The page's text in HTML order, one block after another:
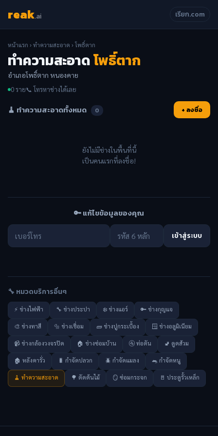
reak.ai เรียก.com
หน้าแรก ›ทำความสะอาด › โพธิ์ตาก
ทำความสะอาดโพธิ์ตาก
อำเภอโพธิ์ตาก หนองคาย
0 ราย📞 โทรหาช่างได้เลย
🧹 ทำความสะอาดทั้งหมด 0 + ลงชื่อ
ยังไม่มีช่างในพื้นที่นี้
เป็นคนแรกที่ลงชื่อ!
🔑 แก้ไขข้อมูลของคุณ
เข้าสู่ระบบ
🔧 หมวดบริการอื่นๆ
⚡ ช่างไฟฟ้า 🔧 ช่างประปา ❄️ ช่างแอร์ 🔑 ช่างกุญแจ
🎨 ช่างทาสี 🔩 ช่างเชื่อม 🧱 ช่างปูกระเบื้อง 🪟 ช่างอลูมิเนียม
📹 ช่างกล้องวงจรปิด 🏠 ช่างซ่อมบ้าน 🚰 ท่อตัน 🚽 ดูดส้วม
🏚️ หลังคารั่ว 🐛 กำจัดปลวก 🪲 กำจัดแมลง 🐀 กำจัดหนู
🧹 ทำความสะอาด 🌳 ตัดต้นไม้ 🪞 ซ่อมกระจก 🚪 ประตูรั้วเหล็ก